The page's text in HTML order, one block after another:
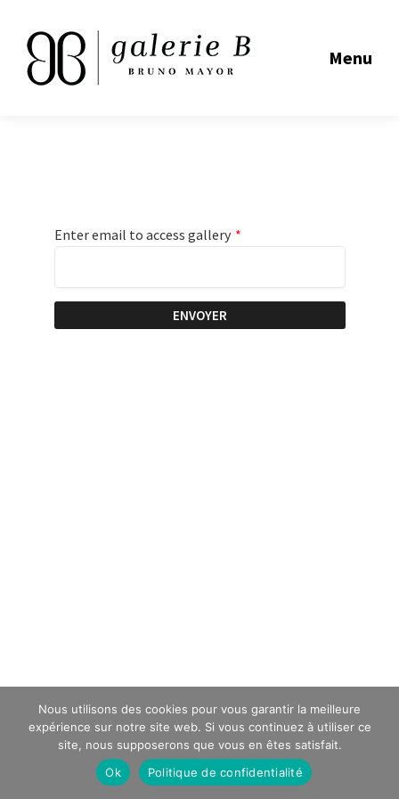
Menu
Enter email to access gallery *
ENVOYER
Nous utilisons des cookies pour vous garantir la meilleure
expérience sur notre site web. Si vous continuez à utiliser ce
site, nous supposerons que vous en êtes satisfait.
Ok
Politique de confidentialité